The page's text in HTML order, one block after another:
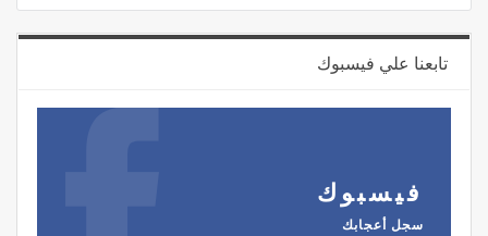
تابعنا علي فيسبوك
فيسبوك
سجل أعجابك